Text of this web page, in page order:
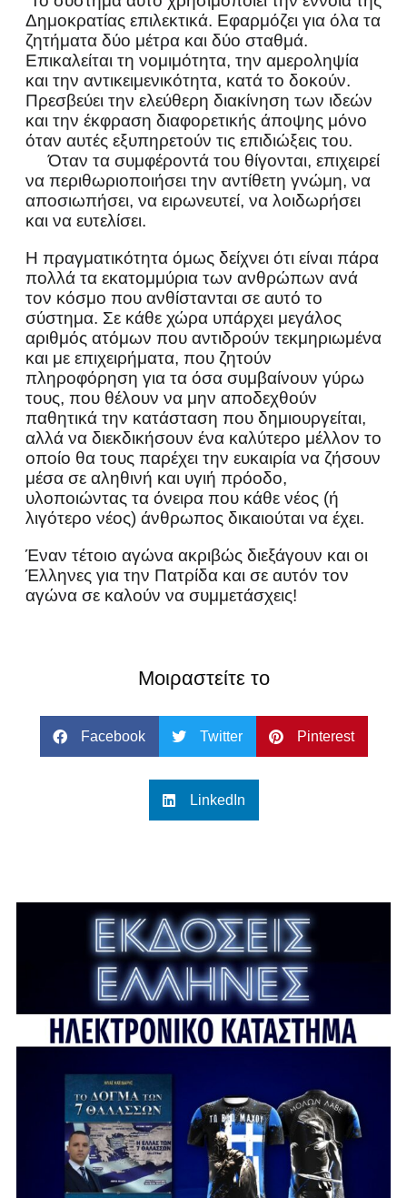
Δημοκρατίας επιλεκτικά. Εφαρμόζει για όλα τα
ζητήματα δύο μέτρα και δύο σταθμά.
Επικαλείται τη νομιμότητα, την αμεροληψία
και την αντικειμενικότητα, κατά το δοκούν.
Πρεσβεύει την ελεύθερη διακίνηση των ιδεών
και την έκφραση διαφορετικής άποψης μόνο
όταν αυτές εξυπηρετούν τις επιδιώξεις του.
Όταν τα συμφέροντά του θίγονται, επιχειρεί
να περιθωριοποιήσει την αντίθετη γνώμη, να
αποσιωπήσει, να ειρωνευτεί, να λοιδωρήσει
και να ευτελίσει.
Η πραγματικότητα όμως δείχνει ότι είναι πάρα
πολλά τα εκατομμύρια των ανθρώπων ανά
τον κόσμο που ανθίστανται σε αυτό το
σύστημα. Σε κάθε χώρα υπάρχει μεγάλος
αριθμός ατόμων που αντιδρούν τεκμηριωμένα
και με επιχειρήματα, που ζητούν
πληροφόρηση για τα όσα συμβαίνουν γύρω
τους, που θέλουν να μην αποδεχθούν
παθητικά την κατάσταση που δημιουργείται,
αλλά να διεκδικήσουν ένα καλύτερο μέλλον το
οποίο θα τους παρέχει την ευκαιρία να ζήσουν
μέσα σε αληθινή και υγιή πρόοδο,
υλοποιώντας τα όνειρα που κάθε νέος (ή
λιγότερο νέος) άνθρωπος δικαιούται να έχει.
Έναν τέτοιο αγώνα ακριβώς διεξάγουν και οι
Έλληνες για την Πατρίδα και σε αυτόν τον
αγώνα σε καλούν να συμμετάσχεις!
Μοιραστείτε το
Facebook Twitter Pinterest
LinkedIn